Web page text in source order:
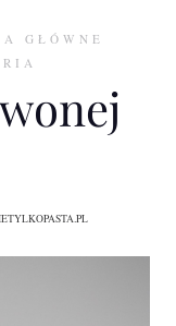
GŁÓWNE